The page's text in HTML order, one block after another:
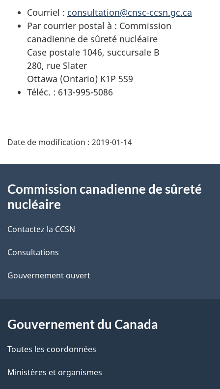
Courriel : consultation@cnsc-ccsn.gc.ca
Par courrier postal à : Commission
canadienne de sûreté nucléaire
Case postale 1046, succursale B
280, rue Slater
Ottawa (Ontario) K1P 5S9
Téléc. : 613-995-5086
é
a
i
l
s
d
l
a
Date de modification : 2019-01-14
propos
ce
site
Commission canadienne de sûreté
nucléaire
Contactez la CCSN
Consultations
Gouvernement ouvert
Gouvernement du Canada
Toutes les coordonnées
Ministères et organismes